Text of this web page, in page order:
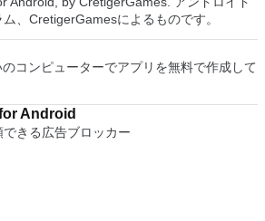
、CretigerGamesによるものです。
コンピューターでアプリを無料で作成して
Android
きる広告ブロッカー